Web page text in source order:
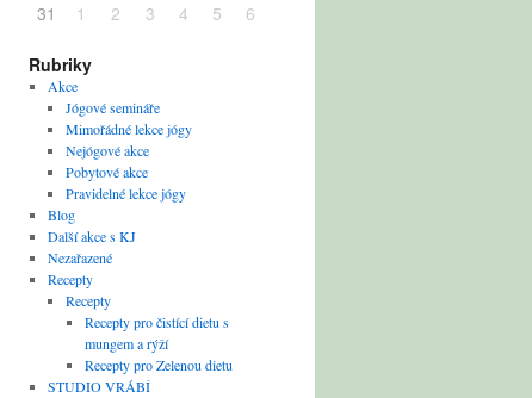
31
1 2 3 4 5 6
Rubriky
Akce
Jógové semináře
Mimořádné lekce jógy
Nejógové akce
Pobytové akce
Pravidelné lekce jógy
Blog
Další akce s KJ
Nezařazené
Recepty
Recepty
Recepty pro čistící dietu s
mungem a rýží
Recepty pro Zelenou dietu
STUDIO VRÁBÍ